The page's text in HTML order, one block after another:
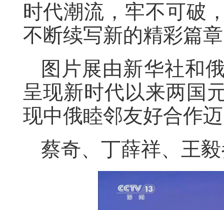
时代潮流，牢不可破
不断续写新的精彩篇
图片展由新华社和
呈现新时代以来两国
现中俄睦邻友好合作
蔡奇、丁薛祥、王